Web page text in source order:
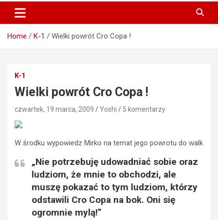
Home K-1 Wielki powrót Cro Copa !
K-1
Wielki powrót Cro Copa !
czwartek, 19 marca, 2009 Yoshi 5 komentarzy
W środku wypowiedz Mirko na temat jego powrotu do walk
„Nie potrzebuję udowadniać sobie oraz
ludziom, że mnie to obchodzi, ale
muszę pokazać to tym ludziom, którzy
odstawili Cro Copa na bok. Oni się
ogromnie mylą!”